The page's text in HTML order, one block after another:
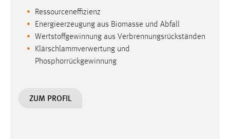
Ressourceneffizienz
Energieerzeugung aus Biomasse und Abfall
Wertstoffgewinnung aus Verbrennungsrückständen
Klärschlammverwertung und
Phosphorrückgewinnung
ZUM PROFIL